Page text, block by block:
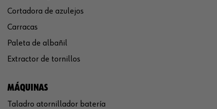
Cortadora de azulejos
Carracas
Paleta de albañil
Extractor de tornillos
MÁQUINAS
Taladro atornillador batería